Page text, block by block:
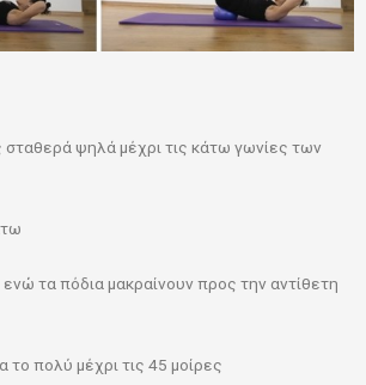
σταθερά ψηλά μέχρι τις κάτω γωνίες των
τα πόδια μακραίνουν προς την αντίθετη
το πολύ μέχρι τις 45 μοίρες